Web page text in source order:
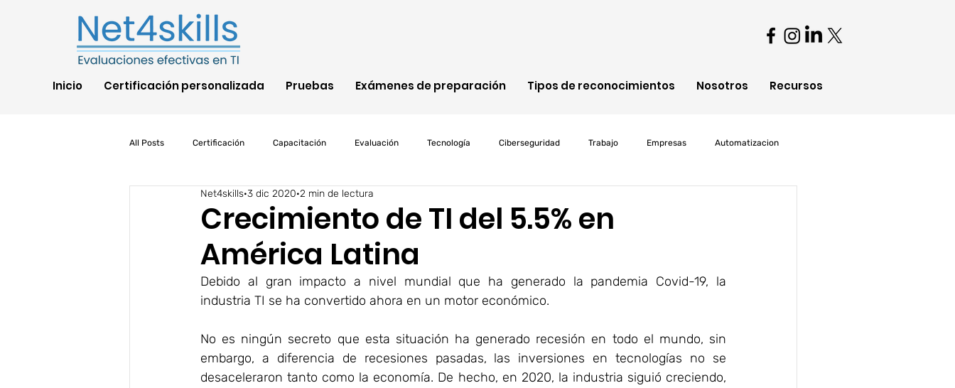
Inicio Certificación personalizada Pruebas Exámenes de preparación Tipos de reconocimientos Nosotros Recursos
All Posts Certificación Capacitación Evaluación Tecnología Ciberseguridad Trabajo Empresas Automatizacion
COVID IA AWS Cisco
Pruebas de habilidades Seguridad riesgos Net4skills
Crecimiento de TI del 5.5% en
América Latina
Net4skills 3 dic 2020 2 min de lectura
Debido al gran impacto a nivel mundial que ha generado la pandemia Covid-19, la
industria TI se ha convertido ahora en un motor económico.
No es ningún secreto que esta situación ha generado recesión en todo el mundo, sin
embargo, a diferencia de recesiones pasadas, las inversiones en tecnologías no se
desaceleraron tanto como la economía. De hecho, en 2020, la industria siguió creciendo,